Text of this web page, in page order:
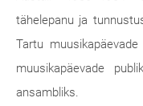
tähelepanu ja
Tartu
muusikapäevade
ansambliks.